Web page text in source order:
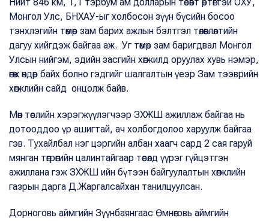
Монгол Улс, БНХАУ-ыг холбосон зүүн бүсийн босоо
тэнхлэгийн төмөр зам барих ажлын бэлтгэл төлөвлөлтийн
дагуу хийгдэж байгаа аж. Уг төмөр зам баригдвал Монгол
Улсын нийгэм, эдийн засгийн хөгжилд оруулах хувь нэмэр,
өгөөж өндөр байх болно гэдгийг шалгалтын үеэр Зам тээврийн
хөгжлийн сайд онцолж байв.
Мөн төслийн хэрэгжүүлэгчээр ЗХЖШ ажиллаж байгаа нь
дотооддоо үр ашигтай, ач холбогдолоо харуулж байгаа
гэв. Тухайлбал нэг цэргийн албан хаагч сард 2 сая гаруй
мянган төгрөгийн цалинтайгаар төсөлд үүрэг гүйцэтгэн
ажиллана гэж ЗХЖШ ийн бүтээн байгуулалтын хөгжлийн
газрын дарга Д.Жаргалсайхан танилцуулсан.
Дорноговь аймгийн Зүүнбаянгаас Өмнөговь аймгийн